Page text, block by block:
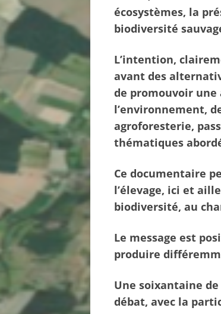
écosystèmes, la
biodiversité
L’intention,
avant des
de promouvoir une
l’environnement,
agroforesterie,
thématiques
Ce documentaire
l’élevage, ici et
biodiversité, au
Le message est
produire
Une soixantaine
débat, avec la